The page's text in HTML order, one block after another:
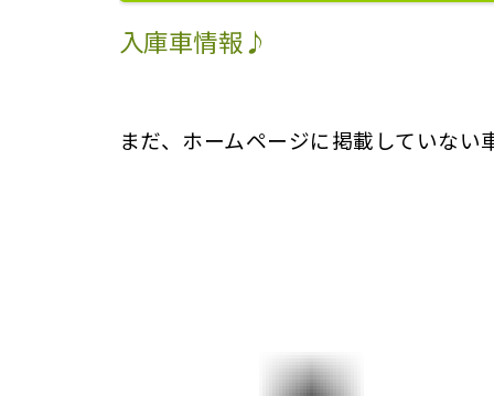
入庫車情報♪
まだ、ホームページに掲載していない